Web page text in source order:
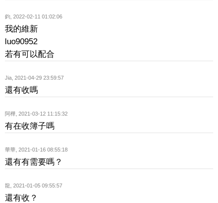
鈞 2022-02-11 01:02:06
我的維新
luo90952
若有可以配合
Jia 2021-04-29 23:59:57
還有收嗎
阿樺 2021-03-12 11:15:32
有在收簿子嗎
華華 2021-01-16 08:55:18
還有有需要嗎？
龍 2021-01-05 09:55:57
還有收？